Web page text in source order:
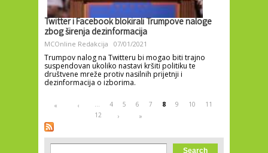
Twitter i Facebook blokirali Trumpove naloge
zbog širenja dezinformacija
MCOnline Redakcija 07/01/2021
Trumpov nalog na Twitteru bi mogao biti trajno
suspendovan ukoliko nastavi kršiti politiku te
društvene mreže protiv nasilnih prijetnji i
dezinformacija o izborima.
Pages
« ‹ … 4 5 6 7 8 9 10
11
12
› »
Search